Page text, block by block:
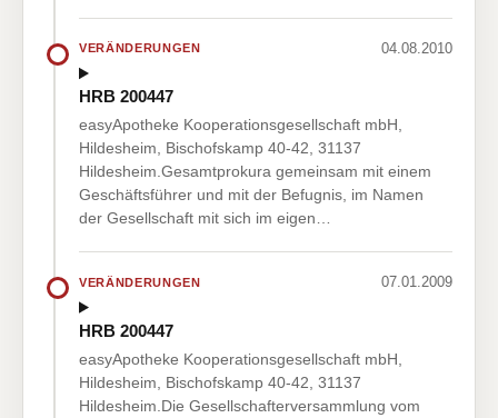
VERÄNDERUNGEN 04.08.2010
HRB 200447
easyApotheke Kooperationsgesellschaft mbH,
Hildesheim, Bischofskamp 40-42, 31137
Hildesheim.Gesamtprokura gemeinsam mit einem
Geschäftsführer und mit der Befugnis, im Namen
der Gesellschaft mit sich im eigen…
VERÄNDERUNGEN 07.01.2009
HRB 200447
easyApotheke Kooperationsgesellschaft mbH,
Hildesheim, Bischofskamp 40-42, 31137
Hildesheim.Die Gesellschafterversammlung vom